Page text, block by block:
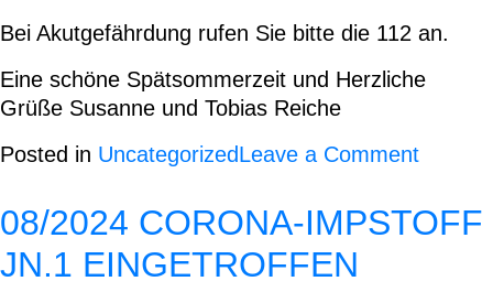
Bei Akutgefährdung rufen Sie bitte die 112 an.
Eine schöne Spätsommerzeit und Herzliche
Grüße Susanne und Tobias Reiche
Posted in UncategorizedLeave a Commenton
14.-
08/2024 CORONA-IMPSTOFF
JN.1 EINGETROFFEN